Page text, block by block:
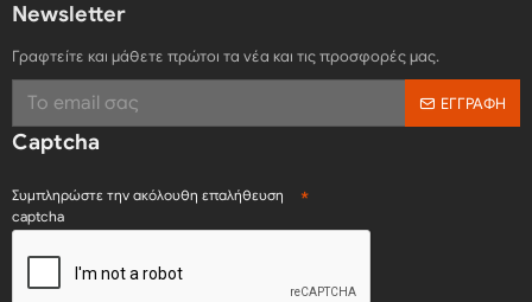
Newsletter
Γραφτείτε και μάθετε πρώτοι τα νέα και τις προσφορές μας.
ΕΓΓΡΑΦΉ
Captcha
Συμπληρώστε την ακόλουθη επαλήθευση
captcha